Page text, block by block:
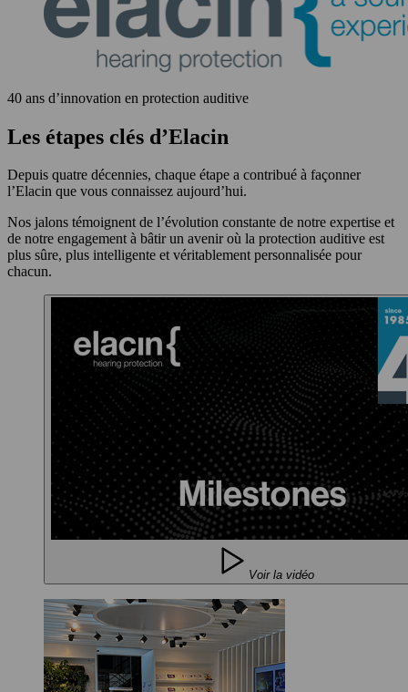
40 ans d’innovation en protection auditive
Les étapes clés d’Elacin
Depuis quatre décennies, chaque étape a contribué à façonner
l’Elacin que vous connaissez aujourd’hui.
Nos jalons témoignent de l’évolution constante de notre expertise et
de notre engagement à bâtir un avenir où la protection auditive est
plus sûre, plus intelligente et véritablement personnalisée pour
chacun.
Voir la vidéo